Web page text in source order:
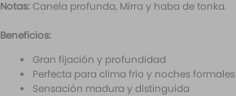
Notas:Canela profunda, Mirra y haba de tonka.
Beneficios:
Gran fijación y profundidad
Perfecta para clima frío y noches formales
Sensación madura y distinguida